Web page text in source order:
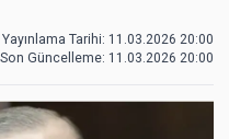
Yayınlama Tarihi: 11.03.2026 20:00
Son Güncelleme: 11.03.2026 20:00